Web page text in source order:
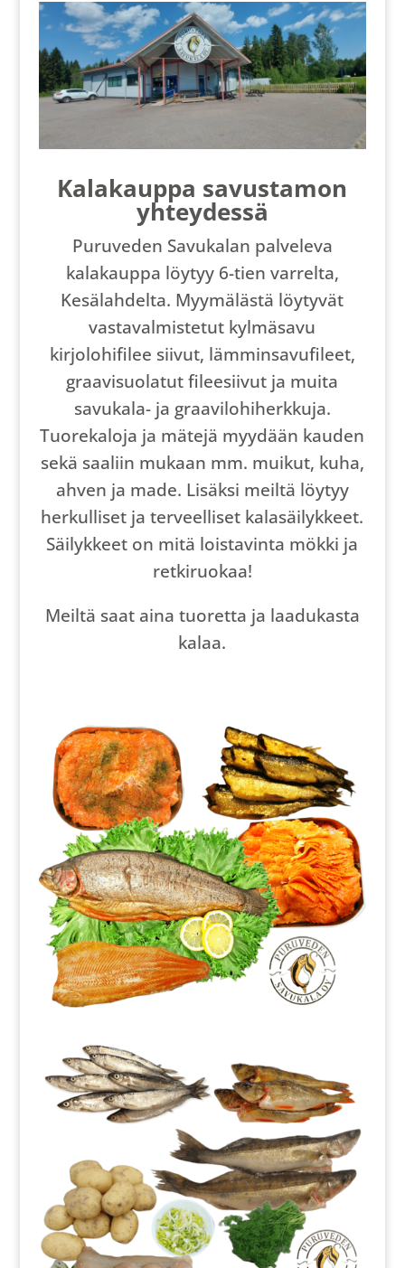
Kalakauppa savustamon
yhteydessä
Puruveden Savukalan palveleva
kalakauppa löytyy 6-tien varrelta,
Kesälahdelta. Myymälästä löytyvät
vastavalmistetut kylmäsavu
kirjolohifilee siivut, lämminsavufileet,
graavisuolatut fileesiivut ja muita
savukala- ja graavilohiherkkuja.
Tuorekaloja ja mätejä myydään kauden
sekä saaliin mukaan mm. muikut, kuha,
ahven ja made. Lisäksi meiltä löytyy
herkulliset ja terveelliset kalasäilykkeet.
Säilykkeet on mitä loistavinta mökki ja
retkiruokaa!
Meiltä saat aina tuoretta ja laadukasta
kalaa.